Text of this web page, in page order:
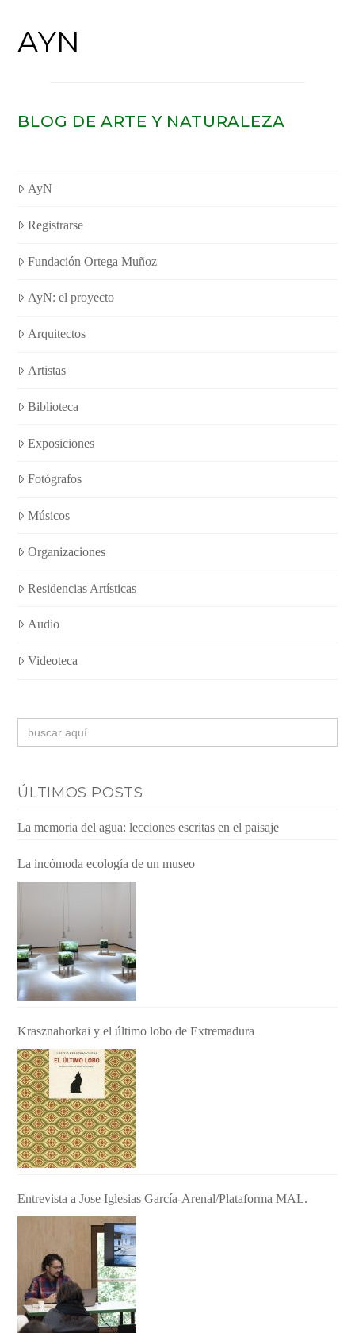
AYN
BLOG DE ARTE Y NATURALEZA
AyN
Registrarse
Fundación Ortega Muñoz
AyN: el proyecto
Arquitectos
Artistas
Biblioteca
Exposiciones
Fotógrafos
Músicos
Organizaciones
Residencias Artísticas
Audio
Videoteca
Buscar:
ÚLTIMOS POSTS
La memoria del agua: lecciones escritas en el paisaje
La incómoda ecología de un museo
Krasznahorkai y el último lobo de Extremadura
Entrevista a Jose Iglesias García-Arenal/Plataforma MAL.